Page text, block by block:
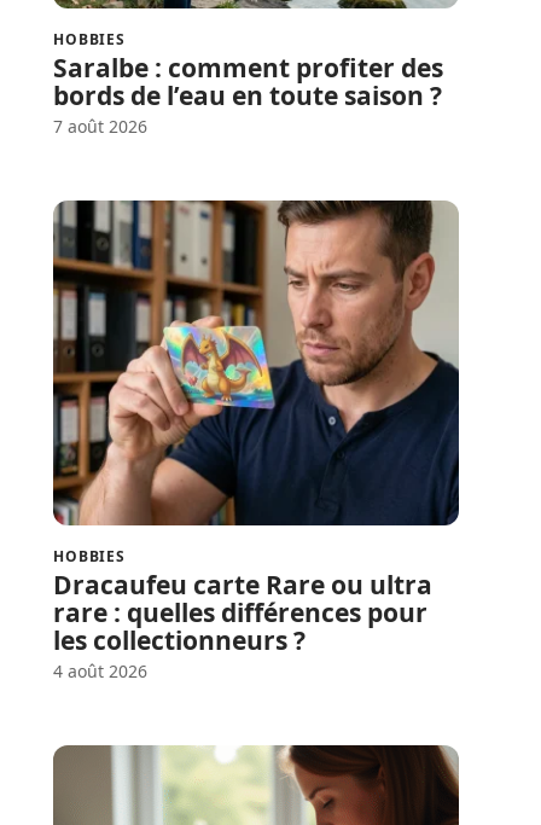
HOBBIES
Saralbe : comment profiter des
bords de l’eau en toute saison ?
7 août 2026
HOBBIES
Dracaufeu carte Rare ou ultra
rare : quelles différences pour
les collectionneurs ?
4 août 2026